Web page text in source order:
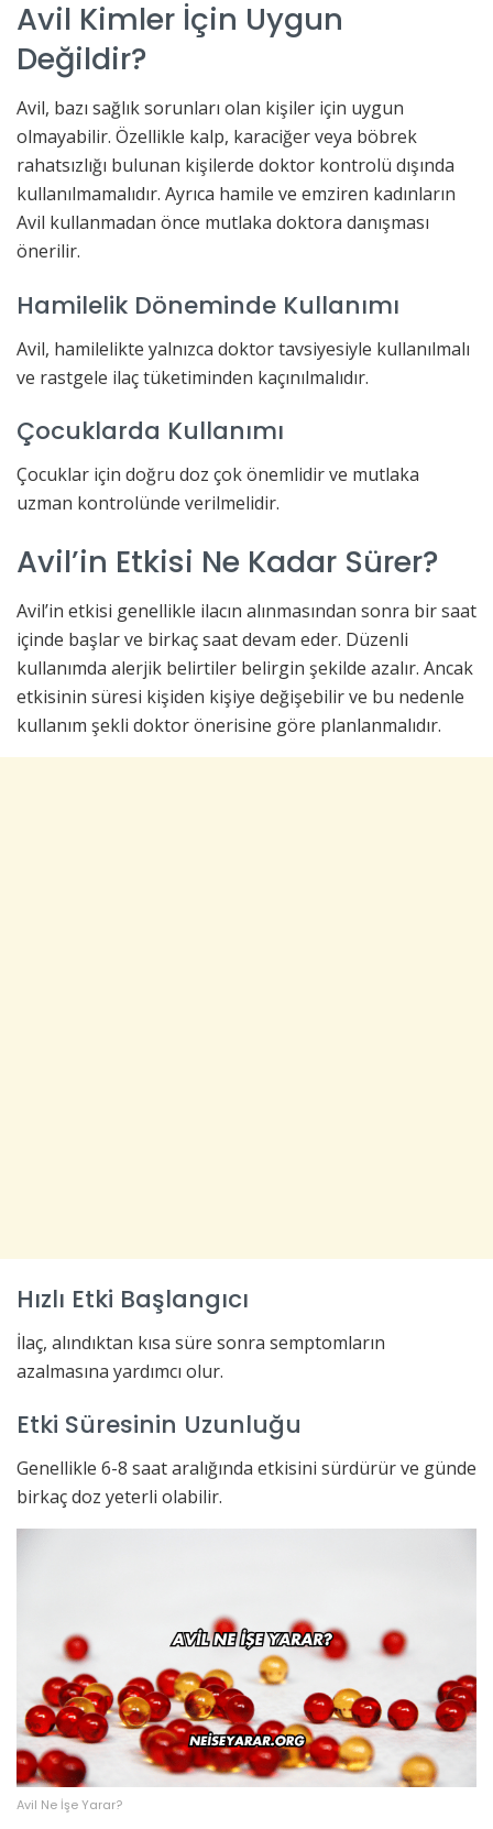
Avil Kimler İçin Uygun
Değildir?
Avil, bazı sağlık sorunları olan kişiler için uygun
olmayabilir. Özellikle kalp, karaciğer veya böbrek
rahatsızlığı bulunan kişilerde doktor kontrolü dışında
kullanılmamalıdır. Ayrıca hamile ve emziren kadınların
Avil kullanmadan önce mutlaka doktora danışması
önerilir.
Hamilelik Döneminde Kullanımı
Avil, hamilelikte yalnızca doktor tavsiyesiyle kullanılmalı
ve rastgele ilaç tüketiminden kaçınılmalıdır.
Çocuklarda Kullanımı
Çocuklar için doğru doz çok önemlidir ve mutlaka
uzman kontrolünde verilmelidir.
Avil’in Etkisi Ne Kadar Sürer?
Avil’in etkisi genellikle ilacın alınmasından sonra bir saat
içinde başlar ve birkaç saat devam eder. Düzenli
kullanımda alerjik belirtiler belirgin şekilde azalır. Ancak
etkisinin süresi kişiden kişiye değişebilir ve bu nedenle
kullanım şekli doktor önerisine göre planlanmalıdır.
Hızlı Etki Başlangıcı
İlaç, alındıktan kısa süre sonra semptomların
azalmasına yardımcı olur.
Etki Süresinin Uzunluğu
Genellikle 6-8 saat aralığında etkisini sürdürür ve günde
birkaç doz yeterli olabilir.
Avil Ne İşe Yarar?